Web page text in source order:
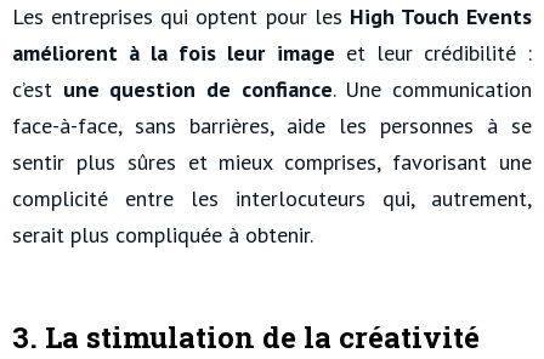
Les entreprises qui optent pour les High Touch Events
améliorent à la fois leur image et leur crédibilité :
c’est une question de confiance. Une communication
face-à-face, sans barrières, aide les personnes à se
sentir plus sûres et mieux comprises, favorisant une
complicité entre les interlocuteurs qui, autrement,
serait plus compliquée à obtenir.
3. La stimulation de la créativité